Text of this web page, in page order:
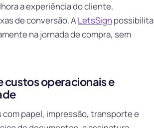
a experiência do cliente,
de conversão. ALetsSign possibilita
na jornada de compra, sem
custos operacionais e
com papel, impressão, transporte e